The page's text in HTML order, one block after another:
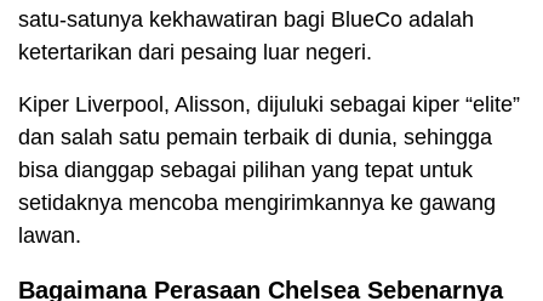
satu-satunya kekhawatiran bagi BlueCo adalah
ketertarikan dari pesaing luar negeri.
Kiper Liverpool, Alisson, dijuluki sebagai kiper “elite”
dan salah satu pemain terbaik di dunia, sehingga
bisa dianggap sebagai pilihan yang tepat untuk
setidaknya mencoba mengirimkannya ke gawang
lawan.
Bagaimana Perasaan Chelsea Sebenarnya